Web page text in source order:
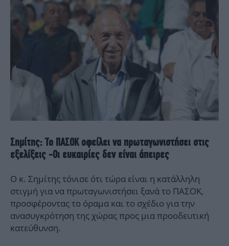
Σημίτης: Το ΠΑΣΟΚ οφείλει να πρωταγωνιστήσει στις
εξελίξεις -Οι ευκαιρίες δεν είναι άπειρες
Ο κ. Σημίτης τόνισε ότι τώρα είναι η κατάλληλη
στιγμή για να πρωταγωνιστήσει ξανά το ΠΑΣΟΚ,
προσφέροντας το όραμα και το σχέδιο για την
ανασυγκρότηση της χώρας προς μια προοδευτική
κατεύθυνση.